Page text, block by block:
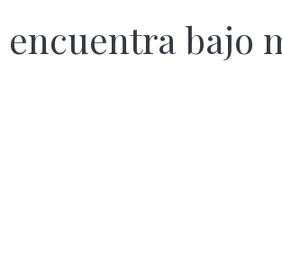
encuentra bajo